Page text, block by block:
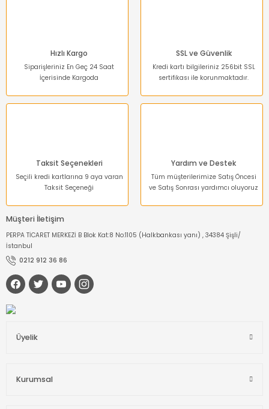
Hızlı Kargo
Siparişleriniz En Geç 24 Saat
İçerisinde Kargoda
SSL ve Güvenlik
Kredi kartı bilgileriniz 256bit SSL
sertifikası ile korunmaktadır.
Taksit Seçenekleri
Seçili kredi kartlarına 9 aya varan
Taksit Seçeneği
Yardım ve Destek
Tüm müşterilerimize Satış Öncesi
ve Satış Sonrası yardımcı oluyoruz
Müşteri İletişim
PERPA TİCARET MERKEZİ B Blok Kat:8 No:1105 (Halkbankası yanı) , 34384 Şişli/
İstanbul
0212 912 36 86
Üyelik
Kurumsal